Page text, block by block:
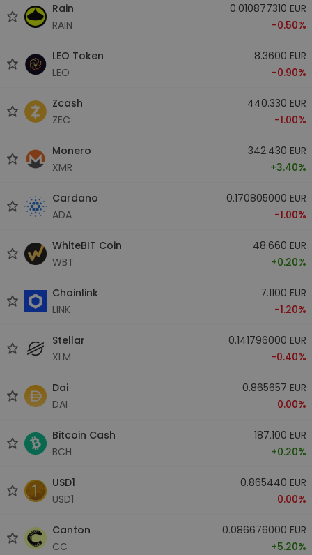
Rain
RAIN
0.010877310 EUR
-0.50%
LEO Token
LEO
8.3600 EUR
-0.90%
Zcash
ZEC
440.330 EUR
-1.00%
Monero
XMR
342.430 EUR
+3.40%
Cardano
ADA
0.170805000 EUR
-1.00%
WhiteBIT Coin
WBT
48.660 EUR
+0.20%
Chainlink
LINK
7.1100 EUR
-1.20%
Stellar
XLM
0.141796000 EUR
-0.40%
Dai
DAI
0.865657 EUR
0.00%
Bitcoin Cash
BCH
187.100 EUR
+0.20%
USD1
USD1
0.865440 EUR
0.00%
Canton
CC
0.086676000 EUR
+5.20%